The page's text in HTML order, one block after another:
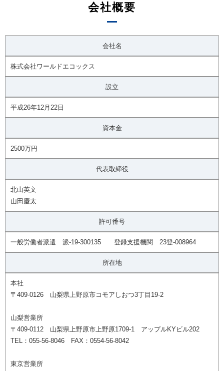
会社概要
会社名
株式会社ワールドエコックス
設立
平成26年12月22日
資本金
2500万円
代表取締役
北山英文
山田慶太
許可番号
一般労働者派遣 派-19-300135 登録支援機関 23登-008964
所在地
本社
〒409-0126 山梨県上野原市コモアしおつ3丁目19-2
山梨営業所
〒409-0112 山梨県上野原市上野原1709-1 アップルKYビル202
TEL：055-56-8046 FAX：0554-56-8042
東京営業所